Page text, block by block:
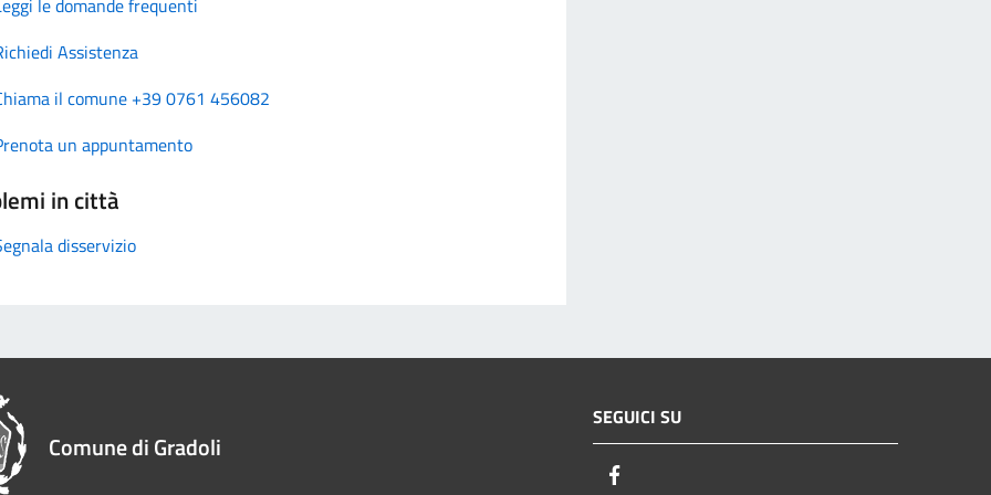
Assistenza
il comune +39 0761 456082
un appuntamento
in città
disservizio
Comune di Gradoli
SEGUICI SU